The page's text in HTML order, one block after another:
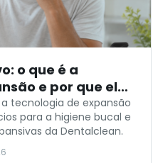
o que é a
e por que ela
tecnologia de expansão
para a higiene bucal e
da Dentalclean.